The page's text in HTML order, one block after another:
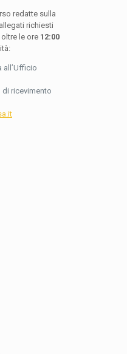
redatte sulla
richiesti
le ore 12:00
all’Ufficio
ricevimento